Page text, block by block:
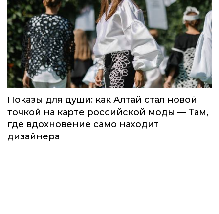
Показы для души: как Алтай стал новой
точкой на карте российской моды — Там,
где вдохновение само находит
дизайнера